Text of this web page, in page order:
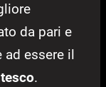
da pari e
essere il
.